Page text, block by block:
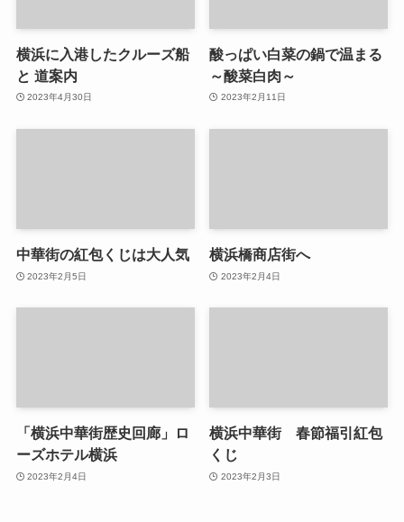
横浜に入港したクルーズ船
と 道案内
2023年4月30日
酸っぱい白菜の鍋で温まる
～酸菜白肉～
2023年2月11日
中華街の紅包くじは大人気
2023年2月5日
横浜橋商店街へ
2023年2月4日
「横浜中華街歴史回廊」ロ
ーズホテル横浜
2023年2月4日
横浜中華街 春節福引紅包
くじ
2023年2月3日